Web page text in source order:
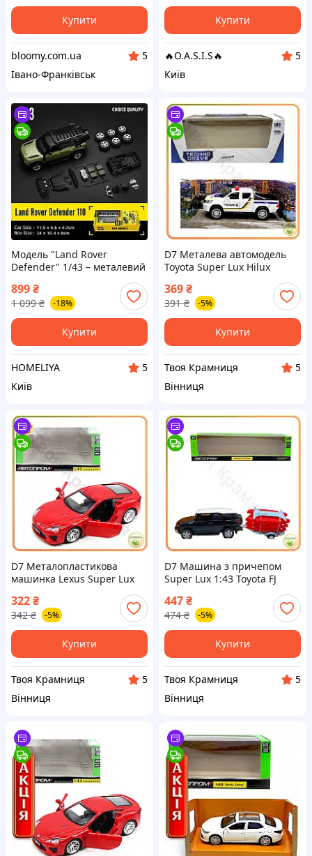
Купити
bloomy.com.ua
5
Івано-Франківськ
Купити
🔥O.A.S.I.S🔥
5
Київ
Модель "Land Rover
Defender" 1/43 – металевий
хакі, колекційна іграшка!
Розбірна з деталями
899₴
1 099 ₴ -18%
Купити
HOMELIYA
5
Київ
D7 Металева автомодель
Toyota Super Lux Hilux
модель для дітей та
дорослих ав MOD58L
369₴
391 ₴ -5%
Купити
Твоя Крамниця
5
Вінниця
D7 Металопластикова
машинка Lexus Super Lux
червона інерційна модель
1:43 для дітей та
колекціонування MOD58L
322₴
342 ₴ -5%
Купити
Твоя Крамниця
5
Вінниця
D7 Машина з причепом
Super Lux 1:43 Toyota FJ
відкриті двері модель для
колекціонування ігор
автомобі MOD58L
447₴
474 ₴ -5%
Купити
Твоя Крамниця
5
Вінниця